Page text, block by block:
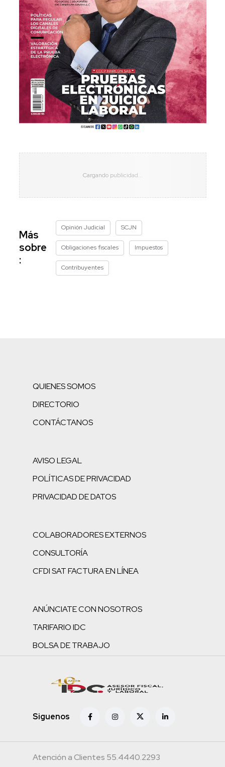
Más
sobre
:
Opinión Judicial SCJN
Obligaciones fiscales Impuestos
Contribuyentes
QUIENES SOMOS
DIRECTORIO
CONTÁCTANOS
AVISO LEGAL
POLÍTICAS DE PRIVACIDAD
PRIVACIDAD DE DATOS
COLABORADORES EXTERNOS
CONSULTORÍA
CFDI SAT FACTURA EN LÍNEA
ANÚNCIATE CON NOSOTROS
TARIFARIO IDC
BOLSA DE TRABAJO
Siguenos
Atención a Clientes 55.4440.2293